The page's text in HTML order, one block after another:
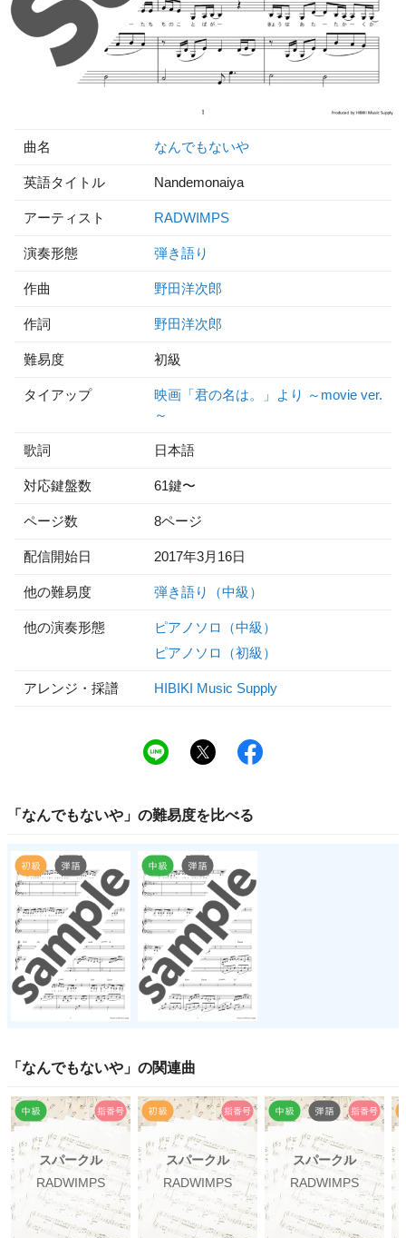
曲名 なんでもないや
英語タイトル Nandemonaiya
アーティスト RADWIMPS
演奏形態 弾き語り
作曲 野田洋次郎
作詞 野田洋次郎
難易度 初級
タイアップ
映画「君の名は。」より ～movie ver.
～
歌詞 日本語
対応鍵盤数 61鍵〜
ページ数 8ページ
配信開始日 2017年3月16日
他の難易度 弾き語り（中級）
他の演奏形態
ピアノソロ（中級）
ピアノソロ（初級）
アレンジ・採譜 HIBIKI Music Supply
「 なんでもないや 」の難易度を比べる
「 なんでもないや 」の関連曲
スパークル
RADWIMPS
スパークル
RADWIMPS
スパークル
RADWIMPS